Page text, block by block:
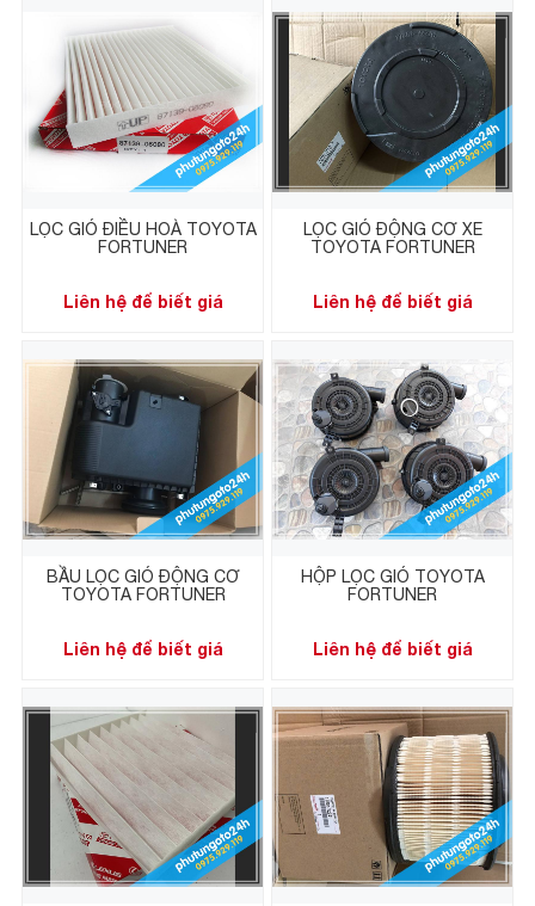
LỌC GIÓ ĐIỀU HOÀ TOYOTA
FORTUNER
Liên hệ để biết giá
LỌC GIÓ ĐỘNG CƠ XE
TOYOTA FORTUNER
Liên hệ để biết giá
BẦU LỌC GIÓ ĐỘNG CƠ
TOYOTA FORTUNER
Liên hệ để biết giá
HỘP LỌC GIÓ TOYOTA
FORTUNER
Liên hệ để biết giá